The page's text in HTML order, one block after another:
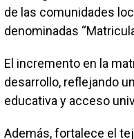
de las comunidades
denominadas
El incremento en la
desarrollo, reflejando
educativa y acceso
Además, fortalece el